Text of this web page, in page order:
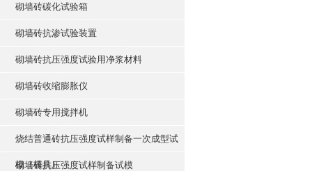
砌墙砖碳化试验箱
砌墙砖抗渗试验装置
砌墙砖抗压强度试验用净浆材料
砌墙砖收缩膨胀仪
砌墙砖专用搅拌机
烧结普通砖抗压强度试样制备一次成型试
模（模具）
砌墙砖抗压强度试样制备试模